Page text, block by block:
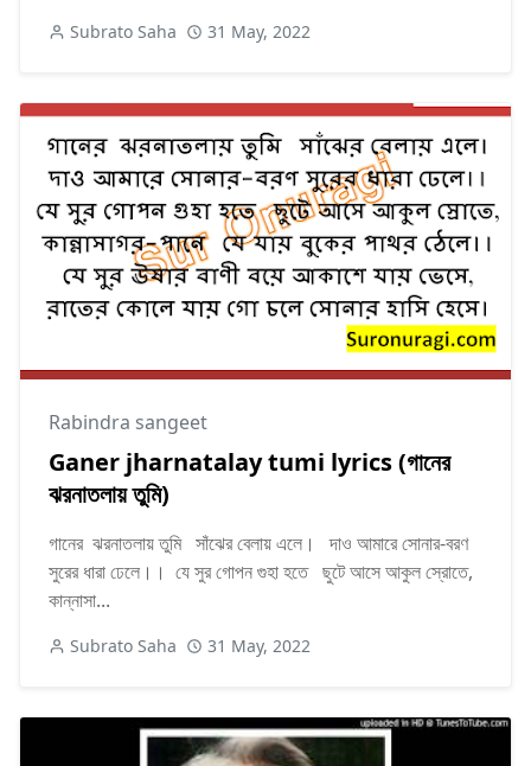
Subrato Saha 31 May, 2022
Rabindra sangeet
Ganer jharnatalay tumi lyrics (গানের
ঝরনাতলায় তুমি)
গানের ঝরনাতলায় তুমি সাঁঝের বেলায় এলে। দাও আমারে সোনার-বরণ
সুরের ধারা ঢেলে।। যে সুর গোপন গুহা হতে ছুটে আসে আকুল স্রোতে,
কান্নাসা...
Subrato Saha 31 May, 2022